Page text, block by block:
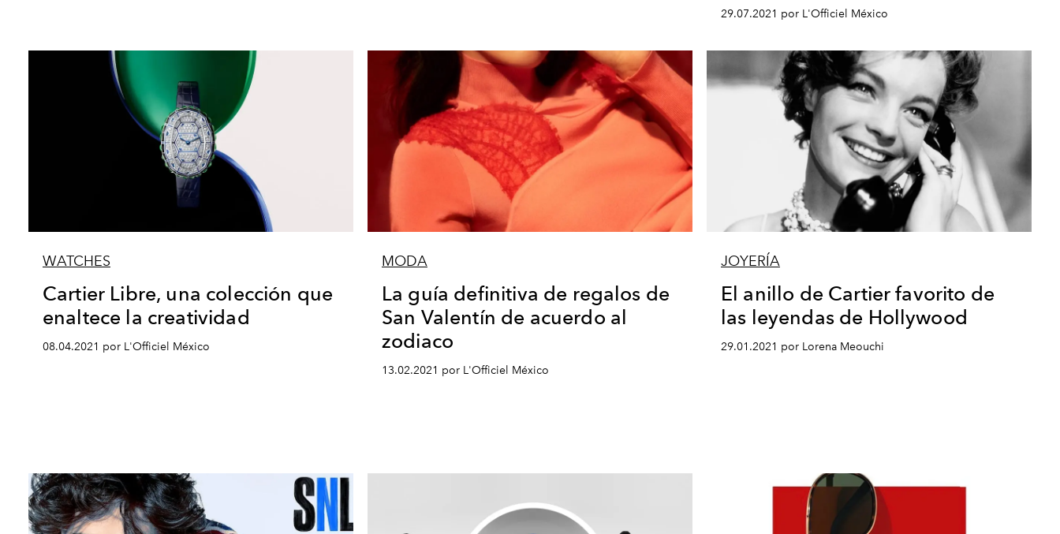
29.07.2021 por L'Officiel México
WATCHES
Cartier Libre, una colección que
enaltece la creatividad
08.04.2021 por L'Officiel México
MODA
La guía definitiva de regalos de
San Valentín de acuerdo al
zodiaco
13.02.2021 por L'Officiel México
JOYERÍA
El anillo de Cartier favorito de
las leyendas de Hollywood
29.01.2021 por Lorena Meouchi